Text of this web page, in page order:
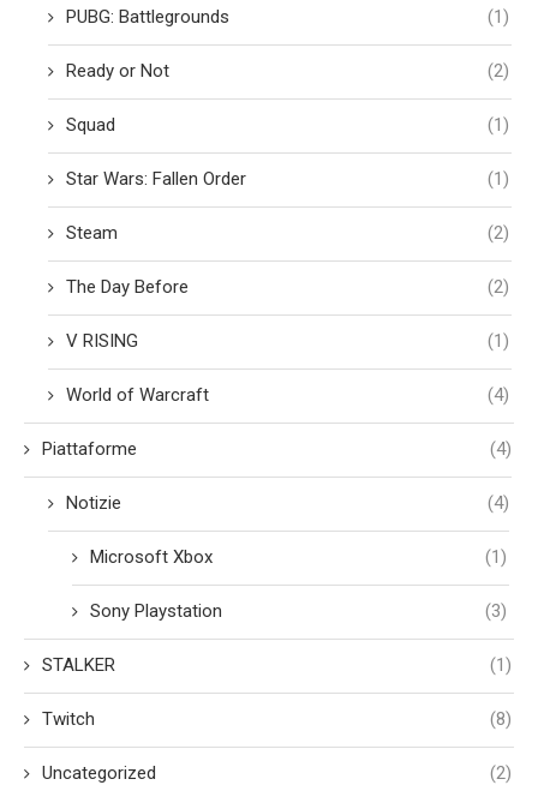
PUBG: Battlegrounds (1)
Ready or Not (2)
Squad (1)
Star Wars: Fallen Order (1)
Steam (2)
The Day Before (2)
V RISING (1)
World of Warcraft (4)
Piattaforme (4)
Notizie (4)
Microsoft Xbox (1)
Sony Playstation (3)
STALKER (1)
Twitch (8)
Uncategorized (2)